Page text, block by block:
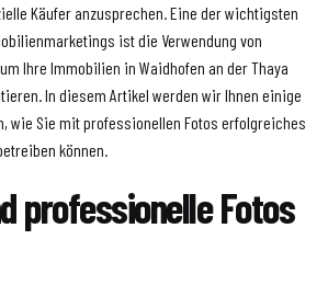
Käufer anzusprechen. Eine der wichtigsten
ist die Verwendung von
Ihre Immobilien in Waidhofen an der Thaya
In diesem Artikel werden wir Ihnen einige
wie Sie mit professionellen Fotos erfolgreiches
können.
professionelle Fotos